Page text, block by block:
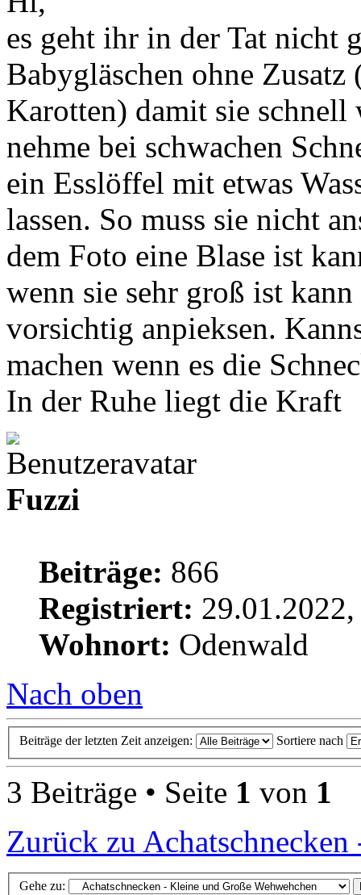
es geht ihr in der Tat nicht
Babygläschen ohne
Karotten) damit sie
nehme bei schwachen
ein Esslöffel mit etwas
lassen. So muss sie nicht
dem Foto eine Blase ist
wenn sie sehr groß ist
vorsichtig anpieksen.
machen wenn es die
In der Ruhe liegt die Kraft
Fuzzi
Beiträge: 866
Registriert:
Wohnort: Odenwald
Nach oben
Beiträge der letzten Zeit anzeigen: Sortiere nach
3 Beiträge • Seite 1 von 1
Zurück zu
Gehe zu: